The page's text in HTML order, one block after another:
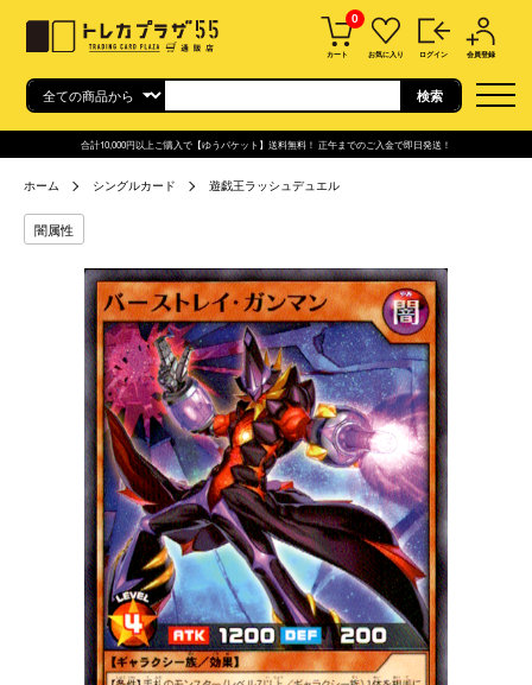
0
カート お気に入り ログイン 会員登録
合計10,000円以上ご購入で【ゆうパケット】送料無料！ 正午までのご入金で即日発送！
ホーム シングルカード 遊戯王ラッシュデュエル
闇属性